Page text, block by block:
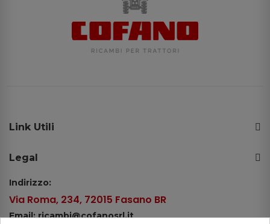
Link Utili
Legal
Indirizzo:
Via Roma, 234, 72015 Fasano BR
Email: ricambi@cofanosrl.it